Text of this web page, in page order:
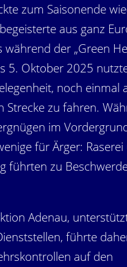
zum Saisonende
aus ganz
während der „Green
5. Oktober 2025
noch einmal
Strecke zu fahren.
im
für Ärger: Raserei
führten zu
Adenau,
führte
auf den